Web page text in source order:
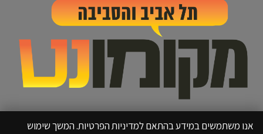
אנו משתמשים במידע בהתאם למדיניות הפרטיות. המשך שימוש